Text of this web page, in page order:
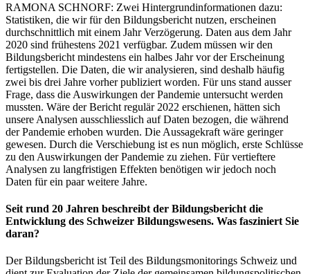
RAMONA SCHNORF: Zwei Hintergrundinformationen dazu:
Statistiken, die wir für den Bildungsbericht nutzen, erscheinen
durchschnittlich mit einem Jahr Verzögerung. Daten aus dem Jahr
2020 sind frühestens 2021 verfügbar. Zudem müssen wir den
Bildungsbericht mindestens ein halbes Jahr vor der Erscheinung
fertigstellen. Die Daten, die wir analysieren, sind deshalb häufig
zwei bis drei Jahre vorher publiziert worden. Für uns stand ausser
Frage, dass die Auswirkungen der Pandemie untersucht werden
mussten. Wäre der Bericht regulär 2022 erschienen, hätten sich
unsere Analysen ausschliesslich auf Daten bezogen, die während
der Pandemie erhoben wurden. Die Aussagekraft wäre geringer
gewesen. Durch die Verschiebung ist es nun möglich, erste Schlüsse
zu den Auswirkungen der Pandemie zu ziehen. Für vertieftere
Analysen zu langfristigen Effekten benötigen wir jedoch noch
Daten für ein paar weitere Jahre.
Seit rund 20 Jahren beschreibt der Bildungsbericht die
Entwicklung des Schweizer Bildungswesens. Was fasziniert Sie
daran?
Der Bildungsbericht ist Teil des Bildungsmonitorings Schweiz und